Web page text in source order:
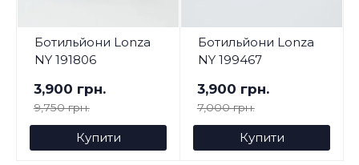
Ботильйони Lonza
NY 191806
3,900 грн.
9,750 грн.
Купити
Ботильйони Lonza
NY 199467
3,900 грн.
7,000 грн.
Купити